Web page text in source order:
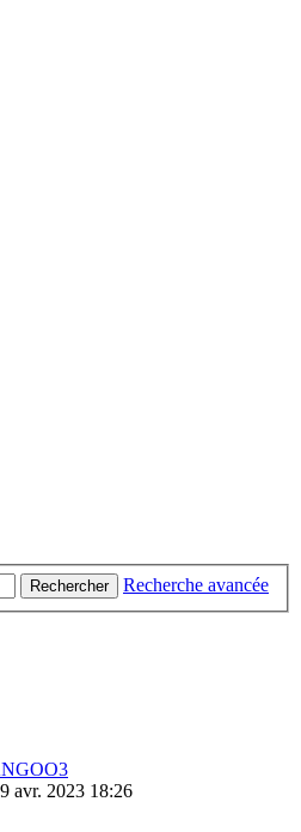
Rechercher
Recherche avancée
avr. 2023 18:26